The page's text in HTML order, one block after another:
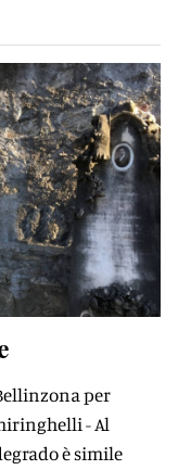
per
- Al
è simile